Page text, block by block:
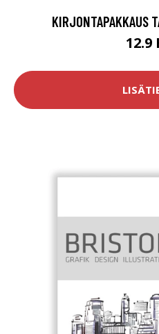
KIRJONTAPAKKAUS
12.9